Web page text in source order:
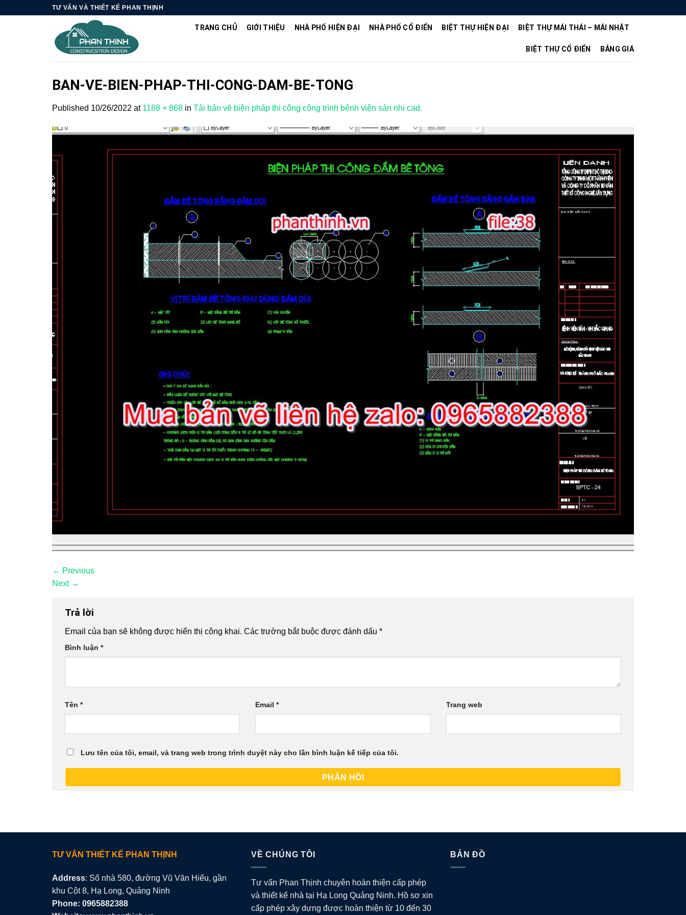
TƯ VẤN VÀ THIẾT KẾ PHAN THỊNH
TRANG CHỦ GIỚI THIỆU NHÀ PHỐ HIỆN ĐẠI NHÀ PHỐ CỔ ĐIỂN BIỆT THỰ HIỆN ĐẠI BIỆT THỰ MÁI THÁI – MÁI NHẬT
BIỆT THỰ CỔ ĐIỂN BẢNG GIÁ
BAN-VE-BIEN-PHAP-THI-CONG-DAM-BE-TONG
Published 10/26/2022 at 1188 × 868 in Tải bản vẽ biện pháp thi công công trình bệnh viện sản nhi cad.
← Previous
Next →
Trả lời
Email của bạn sẽ không được hiển thị công khai. Các trường bắt buộc được đánh dấu *
Bình luận *
Tên * Email* Trang web
Lưu tên của tôi, email, và trang web trong trình duyệt này cho lần bình luận kế tiếp của tôi.
TƯ VẤN THIẾT KẾ PHAN THỊNH
Address: Số nhà 580, đường Vũ Văn Hiếu, gần
khu Cột 8, Hạ Long, Quảng Ninh
Phone: 0965882388
VỀ CHÚNG TÔI
Tư vấn Phan Thịnh chuyên hoàn thiện cấp phép
và thiết kế nhà tại Hạ Long Quảng Ninh. Hồ sơ xin
cấp phép xây dựng được hoàn thiện từ 10 đến 30
BẢN ĐỒ